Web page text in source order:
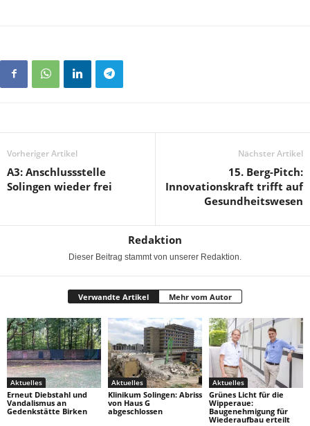
Vorheriger Artikel
A3: Anschlussstelle
Solingen wieder frei
Nächster Artikel
15. Berg-Pitch:
Innovationskraft trifft auf
Gesundheitswesen
Redaktion
Dieser Beitrag stammt von unserer Redaktion.
Verwandte Artikel Mehr vom Autor
Aktuelles
Erneut Diebstahl und
Vandalismus an
Gedenkstätte Birken
Aktuelles
Klinikum Solingen: Abriss
von Haus G
abgeschlossen
Aktuelles
Grünes Licht für die
Wipperaue:
Baugenehmigung für
Wiederaufbau erteilt